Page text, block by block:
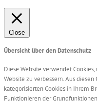
Close
Übersicht über den Datenschutz
Diese Website verwendet
Website zu verbessern. Aus
kategorisierten Cookies in Ihrem
Funktionieren der